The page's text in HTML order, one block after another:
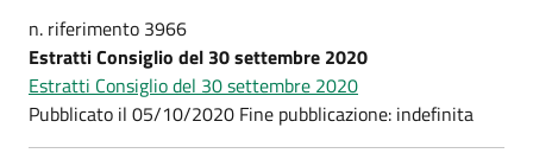
n. riferimento 3966
Estratti Consiglio del 30 settembre 2020
Estratti Consiglio del 30 settembre 2020
Pubblicato il 05/10/2020 Fine pubblicazione: indefinita